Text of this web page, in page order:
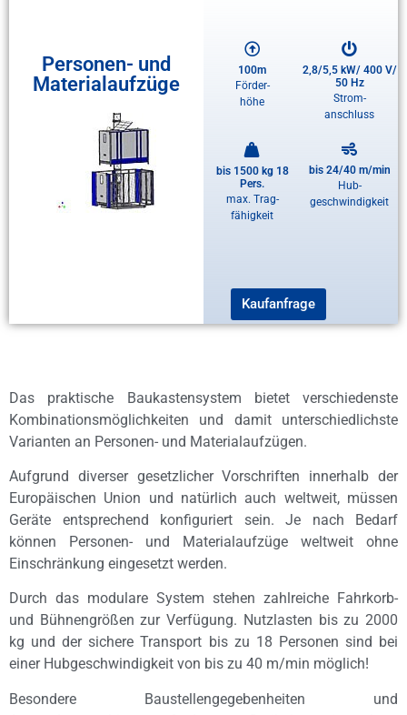
Personen- und
Materialaufzüge
100m
Förder-
höhe
bis 1500 kg 18
Pers.
max. Trag-
fähigkeit
Kaufanfrage
2,8/5,5 kW/ 400 V/
50 Hz
Strom-
anschluss
bis 24/40 m/min
Hub-
geschwindigkeit
Das praktische Baukastensystem bietet verschiedenste
Kombinationsmöglichkeiten und damit unterschiedlichste
Varianten an Personen- und Materialaufzügen.
Aufgrund diverser gesetzlicher Vorschriften innerhalb der
Europäischen Union und natürlich auch weltweit, müssen
Geräte entsprechend konfiguriert sein. Je nach Bedarf
können Personen- und Materialaufzüge weltweit ohne
Einschränkung eingesetzt werden.
Durch das modulare System stehen zahlreiche Fahrkorb-
und Bühnengrößen zur Verfügung. Nutzlasten bis zu 2000
kg und der sichere Transport bis zu 18 Personen sind bei
einer Hubgeschwindigkeit von bis zu 40 m/min möglich!
Besondere Baustellengegebenheiten und